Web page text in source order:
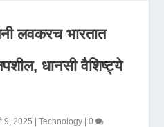
लवकरच भारतात
धानसी वैशिष्ट्ये
9, 2025 |Technology |0